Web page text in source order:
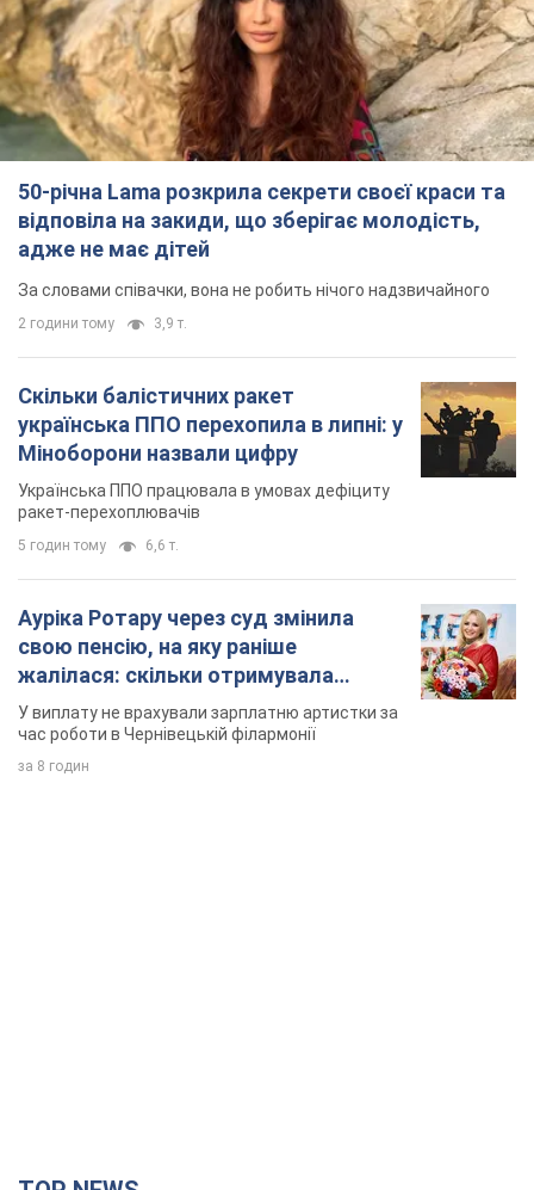
адже не має дітей
За словами співачки, вона не робить нічого надзвичайного
2 години тому 3,9 т.
Скільки балістичних ракет
українська ППО перехопила в липні: у
Міноборони назвали цифру
Українська ППО працювала в умовах дефіциту
Ауріка Ротару через суд змінила
свою пенсію, на яку раніше
жалілася: скільки отримувала
співачка
час роботи в Чернівецькій філармонії